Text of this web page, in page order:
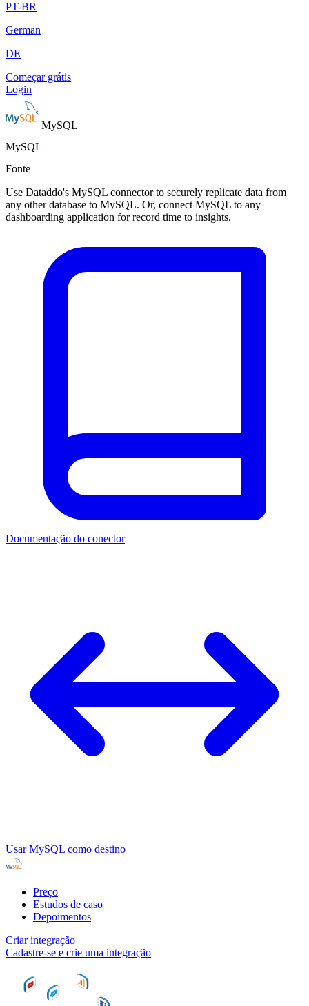
PT-BR
German
DE
Começar grátis
Login
MySQL
MySQL
Fonte
Use Dataddo's MySQL connector to securely replicate data from
any other database to MySQL. Or, connect MySQL to any
dashboarding application for record time to insights.
Documentação do conector
Usar MySQL como destino
Preço
Estudos de caso
Depoimentos
Criar integração
Cadastre-se e crie uma integração